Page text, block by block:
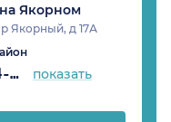
Якорном
Якорный, д 17А
+7 (904) 954-01-72 показать